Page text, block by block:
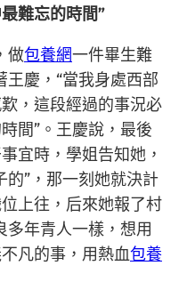
難忘的時間”
做包養網一件畢生難
王慶，“當我身處西部
，這段經過的事況必
間”。王慶說，最後
宜時，學姐告知她，
的”，那一刻她就決計
上往，后來她報了村
多年青人一樣，想用
凡的事，用熱血包養